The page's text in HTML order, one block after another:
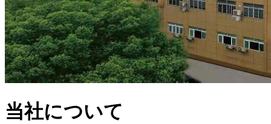
当社について